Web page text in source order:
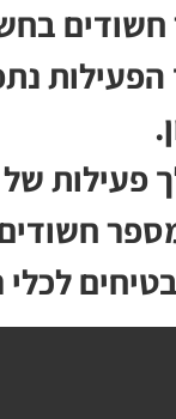
של
מספר